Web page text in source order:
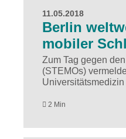
11.05.2018
Berlin
mobiler
Zum Tag gegen
(STEMOs)
2 Min